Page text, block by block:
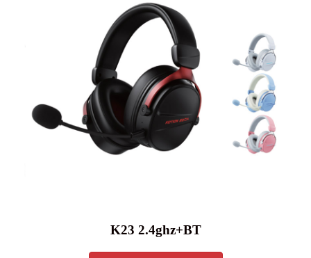
K23 2.4ghz+BT